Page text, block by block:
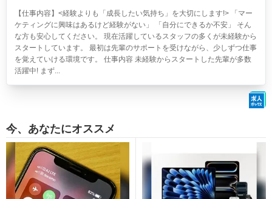
【仕事内容】<経験よりも「成長したい気持ち」を大切にします!> 「マー
ケティングに興味はあるけど経験がない」 「自分にできるか不安」 そん
な方も安心してください。 現在活躍しているスタッフの多くが未経験から
スタートしています。 最初は先輩のサポートを受けながら、少しずつ仕事
を覚えていける環境です。 仕事内容 未経験からスタートした先輩が多数
活躍中! まず...
今、あなたにオススメ